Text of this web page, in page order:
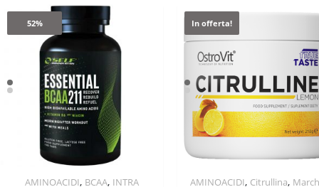
52%
AMINOACIDI, BCAA, INTRA
In offerta!
AMINOACIDI, Citrullina,